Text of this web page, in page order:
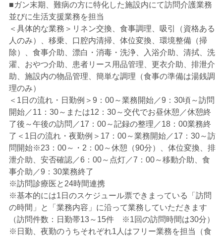
■ガン末期、難病の方に特化した施設内にて訪問介護業務
並びに生活支援業務を担当
＜具体的な業務＞リネン交換、食事調理、吸引（資格ある
人のみ）、移乗、口腔内清掃、体位変換、環境整備（掃
除）、食事介助、漂白・消毒・洗浄、入浴介助、清拭、洗
濯、おやつ介助、患者リース用品管理、更衣介助、排泄介
助、施設内の物品管理、簡単な調理（食事の準備は湯銭調
理のみ）
＜1日の流れ・日勤例＞9：00～業務開始／9：30頃～訪問
開始／11：30～または12：30～交代でお昼休憩／休憩終
了後～午後の訪問／17：00～記録の整理／18：00業務終
了＜1日の流れ・夜勤例＞17：00～業務開始／17：30～訪
問開始※23：00～・2：00～休憩（90分）、体位変換、排
泄介助、安否確認／6：00～点灯／7：00～移動介助、食
事介助／9：30業務終了
※訪問診療医と24時間連携
※基本的には1日のスケジュール票できまっている「訪問
の時間」と「業務内容」に沿って業務していただきます
（訪問件数：日勤帯13～15件 ※1回の訪問時間は30分）
※日勤、夜勤のうちそれぞれ1人はフリー業務を担当（食